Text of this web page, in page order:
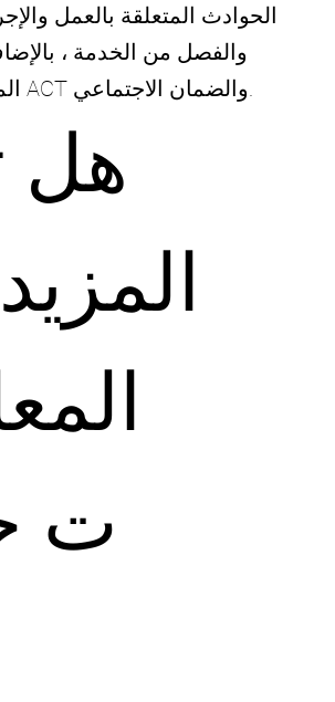
هل
ت
الحوادث المتعلقة بالعمل
والفصل من الخدمة ،